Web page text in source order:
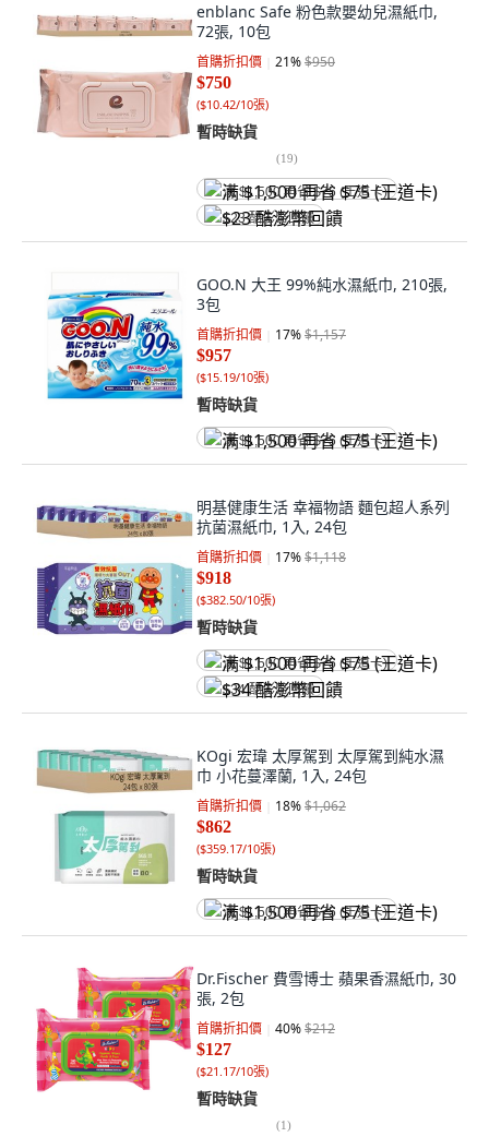
enblanc Safe 粉色款嬰幼兒濕紙巾,
72張, 10包
首購折扣價 21%$950
$750
($10.42/10張)
暫時缺貨
(19)
满 $1,500 再省 $75 (王道卡)
$23 酷澎幣回饋
GOO.N 大王 99%純水濕紙巾, 210張,
3包
首購折扣價 17%$1,157
$957
($15.19/10張)
暫時缺貨
满 $1,500 再省 $75 (王道卡)
明基健康生活 幸福物語 麵包超人系列
抗菌濕紙巾, 1入, 24包
首購折扣價 17%$1,118
$918
($382.50/10張)
暫時缺貨
满 $1,500 再省 $75 (王道卡)
$34 酷澎幣回饋
KOgi 宏瑋 太厚駕到 太厚駕到純水濕
巾 小花蔓澤蘭, 1入, 24包
首購折扣價 18%$1,062
$862
($359.17/10張)
暫時缺貨
满 $1,500 再省 $75 (王道卡)
Dr.Fischer 費雪博士 蘋果香濕紙巾, 30
張, 2包
首購折扣價 40%$212
$127
($21.17/10張)
暫時缺貨
(1)